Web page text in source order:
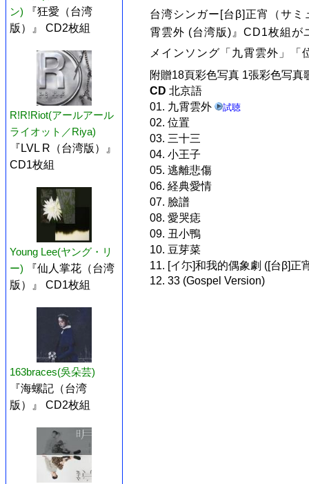
ン)
『狂愛（台湾
版）』 CD2枚組
R!R!Riot(アールアール
ライオット／Riya)
『LVL R（台湾版）』
CD1枚組
Young Lee(ヤング・リ
ー)
『仙人掌花（台湾
版）』 CD1枚組
163braces(吳朵芸)
『海螺記（台湾
版）』 CD2枚組
台湾シンガー[台β]正宵（サ
霄雲外 (台湾版)』CD1枚組が
メインソング「九霄雲外」
附贈18頁彩色写真 1張彩色写真
CD 北京語
01. 九霄雲外
試聴
02. 位置
03. 三十三
04. 小王子
05. 逃離悲傷
06. 経典愛情
07. 臉譜
08. 愛哭痣
09. 丑小鴨
10. 豆芽菜
11. [イ尓]和我的偶象劇 ([台β]正
12. 33 (Gospel Version)